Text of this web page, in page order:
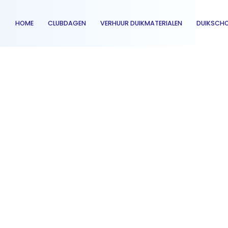
HOME CLUBDAGEN VERHUUR DUIKMATERIALEN